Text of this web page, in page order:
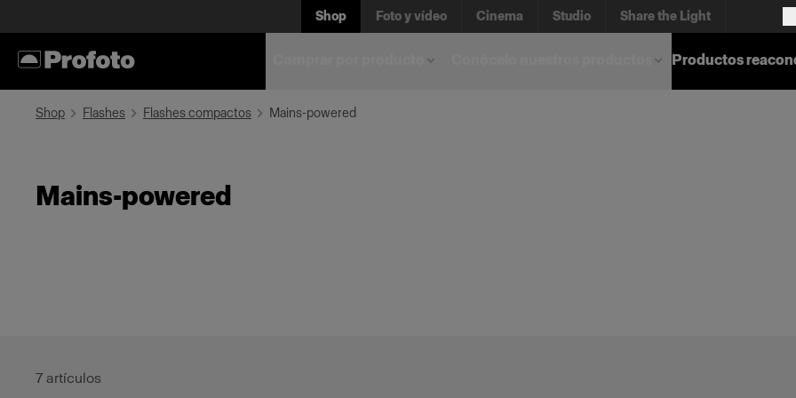
Shop Foto y vídeo Cinema Studio Share the Light
Productos
Shop Flashes Flashes compactos Mains-powered
Mains-powered
7 artículos